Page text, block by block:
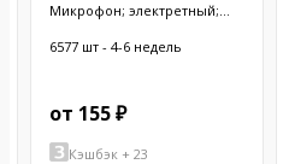
Микрофон; электретный;
Ø9,7x4,5мм; SMT
6577 шт - 4-6 недель
от 155 ₽
Кэшбэк + 23